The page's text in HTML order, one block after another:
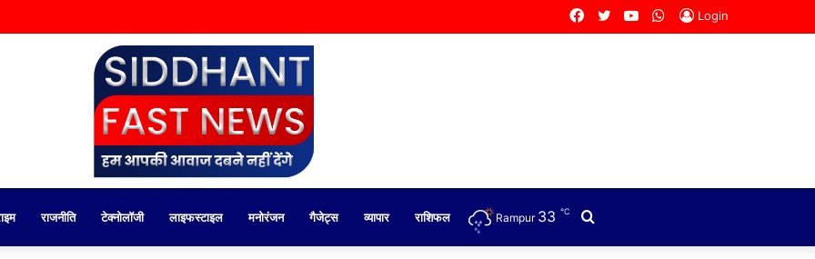
Login
WhatsApp
YouTube
Twitter
Facebook
राजनीति टेक्नोलॉजी लाइफस्टाइल मनोरंजन गैजेट्स व्यापार राशिफल Rampur 33 ℃